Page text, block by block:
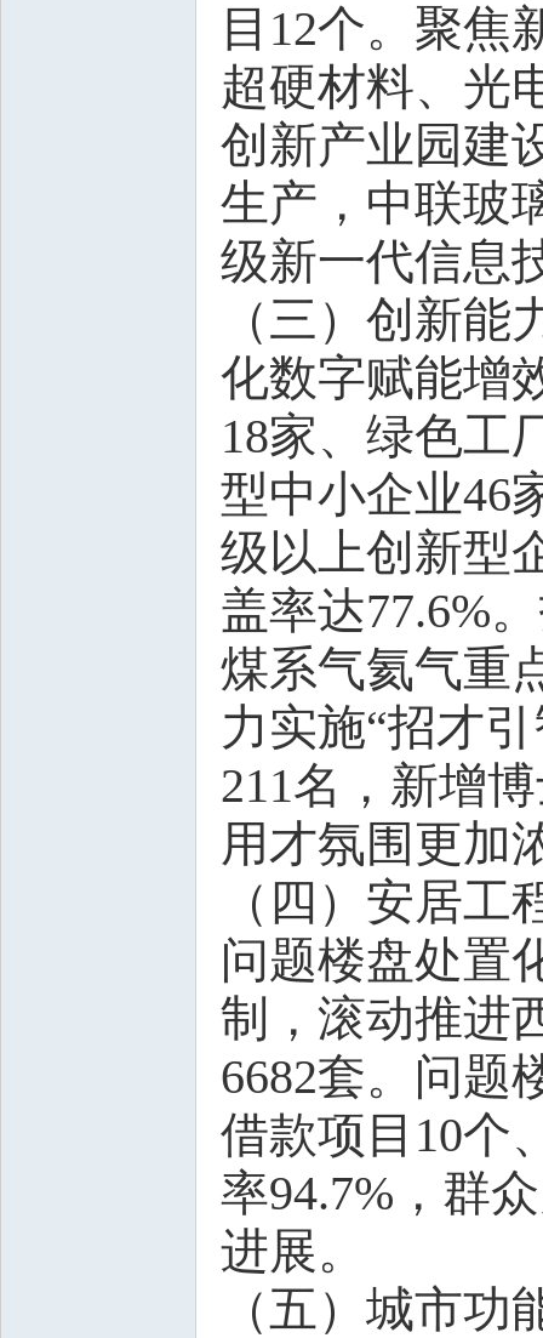
目12个。聚焦
超硬材料、光
创新产业园建
生产，中联玻
级新一代信息
（三）创新
化数字赋能增
18家、绿色工
型中小企业46
级以上创新型
盖率达77.6%
煤系气氦气重
力实施“招才
211名，新增
用才氛围更加
（四）安居
问题楼盘处置
制，滚动推进
6682套。问题
借款项目10个
率94.7%，群
进展。
（五）城市